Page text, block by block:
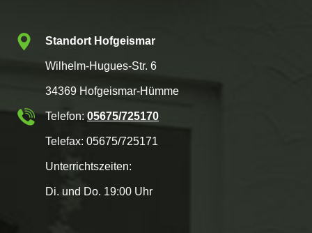
Standort Hofgeismar
Wilhelm-Hugues-Str. 6
34369 Hofgeismar-Hümme
Telefon: 05675/725170
Telefax: 05675/725171
Unterrichtszeiten:
Di. und Do. 19:00 Uhr